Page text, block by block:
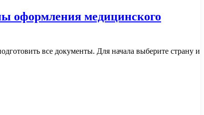
оформления медицинского
все документы. Для начала выберите страну и